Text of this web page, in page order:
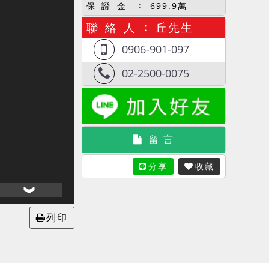
列印
保 證 金 699.9萬
聯 絡 人 丘先生
0906-901-097
02-2500-0075
留 言
分享 收藏